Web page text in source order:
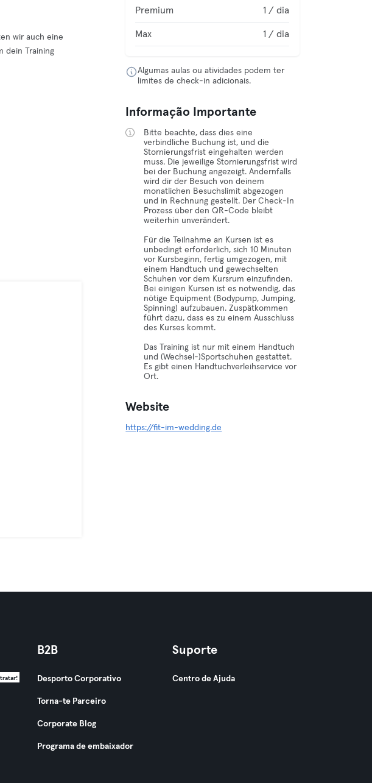
wir auch eine
dein Training
Premium 1 / dia
Max 1 / dia
Algumas aulas ou atividades podem ter
limites de check-in adicionais.
Informação Importante
Bitte beachte, dass dies eine
verbindliche Buchung ist, und die
Stornierungsfrist eingehalten werden
muss. Die jeweilige Stornierungsfrist wird
bei der Buchung angezeigt. Andernfalls
wird dir der Besuch von deinem
monatlichen Besuchslimit abgezogen
und in Rechnung gestellt. Der Check-In
Prozess über den QR-Code bleibt
weiterhin unverändert.
Für die Teilnahme an Kursen ist es
unbedingt erforderlich, sich 10 Minuten
vor Kursbeginn, fertig umgezogen, mit
einem Handtuch und gewechselten
Schuhen vor dem Kursrum einzufinden.
Bei einigen Kursen ist es notwendig, das
nötige Equipment (Bodypump, Jumping,
Spinning) aufzubauen. Zuspätkommen
führt dazu, dass es zu einem Ausschluss
des Kurses kommt.
Das Training ist nur mit einem Handtuch
und (Wechsel-)Sportschuhen gestattet.
Es gibt einen Handtuchverleihservice vor
Ort.
Website
https://fit-im-wedding.de
B2B
Desporto Corporativo
Torna-te Parceiro
Corporate Blog
Programa de embaixador
Suporte
Centro de Ajuda